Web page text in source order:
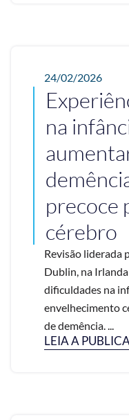
24/02/2026
na
precoce
cérebro
Revisão liderada
Dublin, na
dificuldades na
envelhecimento
de demência. ...
LEIA A